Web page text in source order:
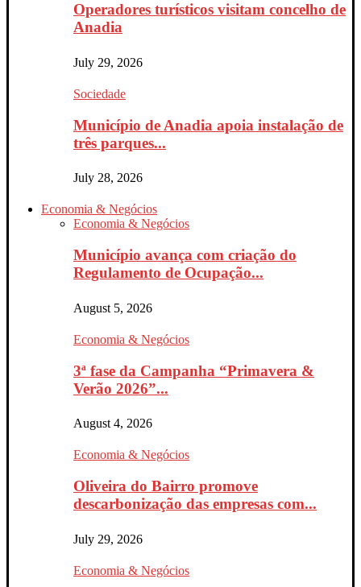
Operadores turísticos visitam concelho de
Anadia
July 29, 2026
Sociedade
Município de Anadia apoia instalação de
três parques...
July 28, 2026
Economia & Negócios
Economia & Negócios
Município avança com criação do
Regulamento de Ocupação...
August 5, 2026
Economia & Negócios
3ª fase da Campanha “Primavera &
Verão 2026”...
August 4, 2026
Economia & Negócios
Oliveira do Bairro promove
descarbonização das empresas com...
July 29, 2026
Economia & Negócios